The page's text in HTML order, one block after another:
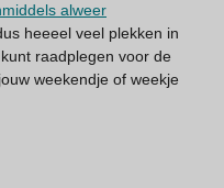
alweer
heeeel veel plekken in
raadplegen voor de
weekendje of weekje